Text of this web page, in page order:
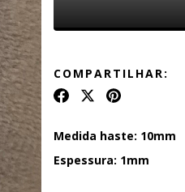
COMPARTILHAR:
Medida haste: 10mm
Espessura: 1mm